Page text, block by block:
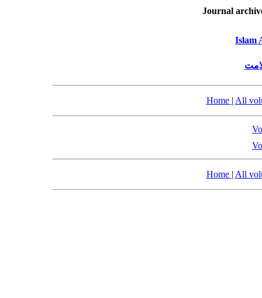
Journal
Islam
Home | All
Home | All